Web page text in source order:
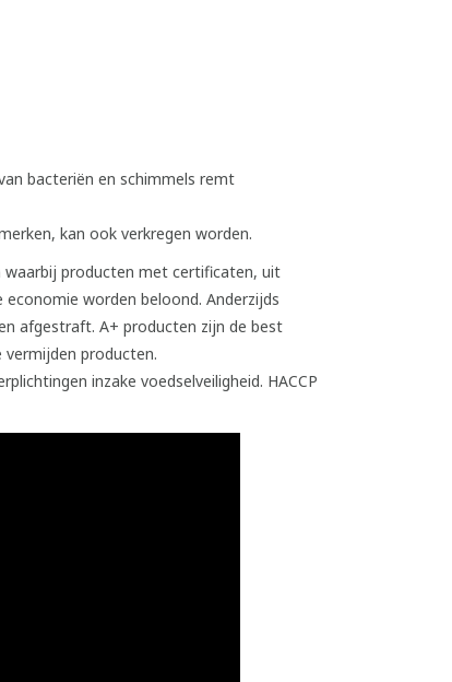
bacteriën en schimmels remt
kan ook verkregen worden.